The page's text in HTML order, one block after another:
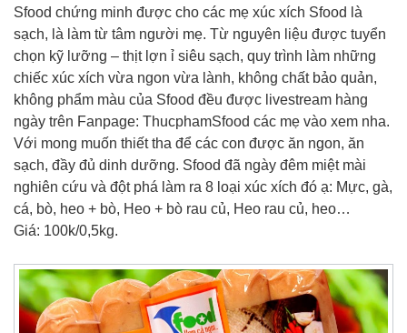
Sfood chứng minh được cho các mẹ xúc xích Sfood là
sạch, là làm từ tâm người mẹ. Từ nguyên liệu được tuyển
chọn kỹ lưỡng – thịt lợn ỉ siêu sạch, quy trình làm những
chiếc xúc xích vừa ngon vừa lành, không chất bảo quản,
không phẩm màu của Sfood đều được livestream hàng
ngày trên Fanpage: ThucphamSfood các mẹ vào xem nha.
Với mong muốn thiết tha để các con được ăn ngon, ăn
sạch, đầy đủ dinh dưỡng. Sfood đã ngày đêm miệt mài
nghiên cứu và đột phá làm ra 8 loại xúc xích đó ạ: Mực, gà,
cá, bò, heo + bò, Heo + bò rau củ, Heo rau củ, heo…
Giá: 100k/0,5kg.